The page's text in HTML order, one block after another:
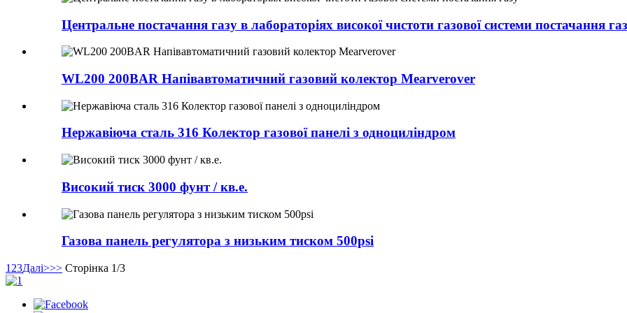
Центральне постачання газу в лабораторіях високої чистоти газової системи постачання
WL200 200BAR Напівавтоматичний газовий колектор Mearverover
Нержавіюча сталь 316 Колектор газової панелі з одноциліндром
Високий тиск 3000 фунт / кв.е.
Газова панель регулятора з низьким тиском 500psi
1 23Далі>>> Сторінка 1/3